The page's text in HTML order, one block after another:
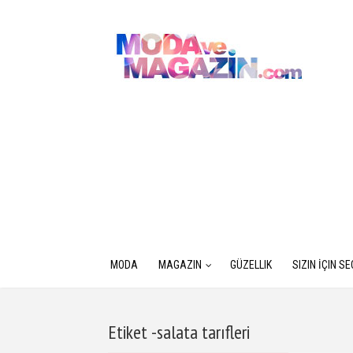
MODA MAGAZIN GÜZELLIK SIZIN İÇIN
Etiket -salata tarıfleri